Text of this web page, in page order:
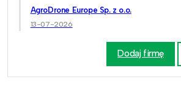
AgroDrone Europe Sp. z o.o.
13-07-2026
Dodaj firmę